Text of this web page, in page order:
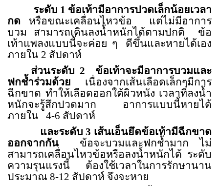
ระดับ 1 ข้อเท้ามีอาการปวดเล็กน้อยเวลา
กด หรือขณะเคลื่อนไหวข้อ
แต่ไม่มีอาการ
บวม สามารถเดินลงน้ำหนักได้ตามปกติ
ข้อ
เท้าแพลงแบบนี้จะค่อย ๆ
ดีขึ้นและหายได้เอง
ภายใน 2 สัปดาห์
ส่วนระดับ 2
ข้อเท้าจะมีอาการบวมและ
ฟกช้ำร่วมด้วย เนื่องจากเส้นเลือดเล็กๆมีการ
ฉีกขาด ทำให้เลือดออกใต้ผิวหนัง เวลาที่ลงน้ำ
หนักจะรู้สึกปวดมาก อาการแบบนี้หายได้
ภายใน
4-6 สัปดาห์
และระดับ 3 เส้นเอ็นยึดข้อเท้ามีฉีกขาด
ออกจากกัน
ข้อจะบวมและฟกช้ำมาก ไม่
สามารถเคลื่อนไหวข้อหรือลงน้ำหนักได้ ระดับ
ความรุนแรงนี้
ต้องใช้เวลาในการรักษานาน
ประมาณ 8-12 สัปดาห์ จึงจะหาย